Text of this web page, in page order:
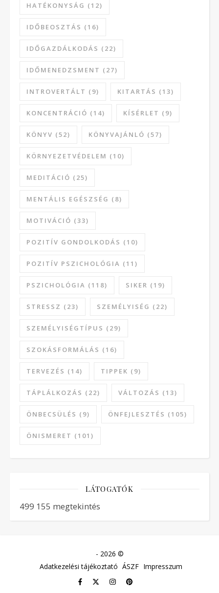
HATÉKONYSÁG (12)
IDŐBEOSZTÁS (16)
IDŐGAZDÁLKODÁS (22)
IDŐMENEDZSMENT (27)
INTROVERTÁLT (9) KITARTÁS (13)
KONCENTRÁCIÓ (14) KÍSÉRLET (9)
KÖNYV (52) KÖNYVAJÁNLÓ (57)
KÖRNYEZETVÉDELEM (10)
MEDITÁCIÓ (25)
MENTÁLIS EGÉSZSÉG (8)
MOTIVÁCIÓ (33)
POZITÍV GONDOLKODÁS (10)
POZITÍV PSZICHOLÓGIA (11)
PSZICHOLÓGIA (118) SIKER (19)
STRESSZ (23) SZEMÉLYISÉG (22)
SZEMÉLYISÉGTÍPUS (29)
SZOKÁSFORMÁLÁS (16)
TERVEZÉS (14) TIPPEK (9)
TÁPLÁLKOZÁS (22) VÁLTOZÁS (13)
ÖNBECSÜLÉS (9) ÖNFEJLESZTÉS (105)
ÖNISMERET (101)
LÁTOGATÓK
499 155 megtekintés
- 2026 ©
Adatkezelési tájékoztató ÁSZF Impresszum